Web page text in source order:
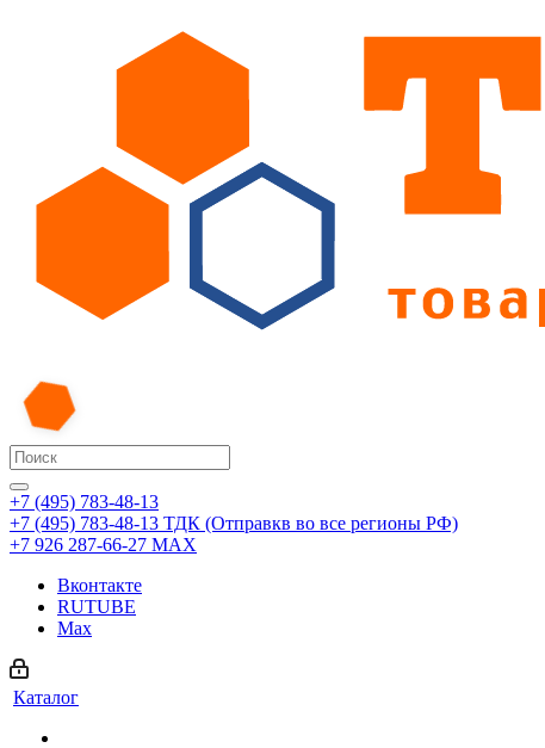
+7 (495) 783-48-13
+7 (495) 783-48-13 ТДК (Отправкв во все регионы РФ)
+7 926 287-66-27 МАХ
Вконтакте
RUTUBE
Max
Каталог